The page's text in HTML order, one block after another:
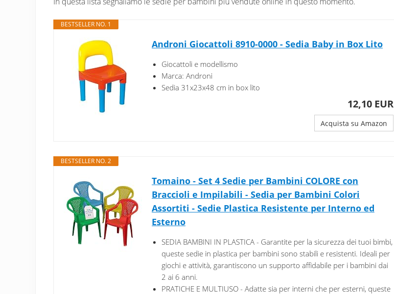
BESTSELLER NO. 1
Androni Giocattoli 8910-0000 - Sedia Baby in Box Lito
Giocattoli e modellismo
Marca: Androni
Sedia 31x23x48 cm in box lito
12,10 EUR
Acquista su Amazon
BESTSELLER NO. 2
Tomaino - Set 4 Sedie per Bambini COLORE con
Braccioli e Impilabili - Sedia per Bambini Colori
Assortiti - Sedie Plastica Resistente per Interno ed
Esterno
SEDIA BAMBINI IN PLASTICA - Garantite per la sicurezza dei tuoi bimbi,
queste sedie in plastica per bambini sono stabili e resistenti. Ideali per
giochi e attività, garantiscono un supporto affidabile per i bambini dai
2 ai 6 anni.
PRATICHE E MULTIUSO - Adatte sia per interni che per esterni, queste